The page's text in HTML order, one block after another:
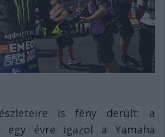
is fény derült: a
egy évre igazol a Yamaha